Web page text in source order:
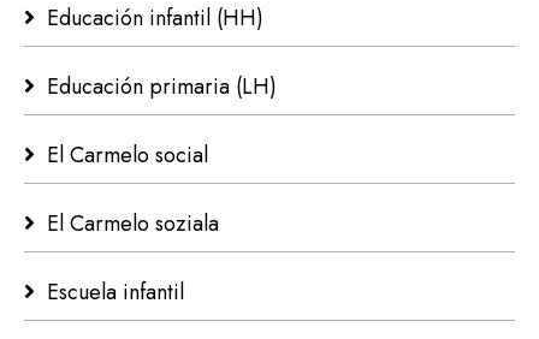
Educación infantil (HH)
Educación primaria (LH)
El Carmelo social
El Carmelo soziala
Escuela infantil